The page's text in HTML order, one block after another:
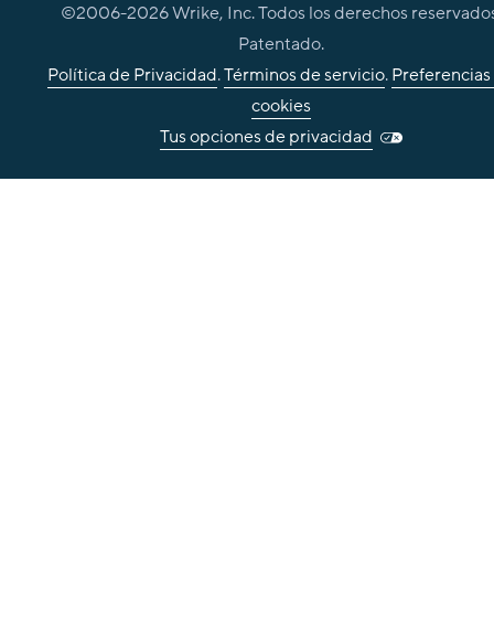
©2006-2026Wrike, Inc. Todos los derechos
Patentado.
Política de Privacidad.Términos de servicio.
cookies
Tus opciones de privacidad